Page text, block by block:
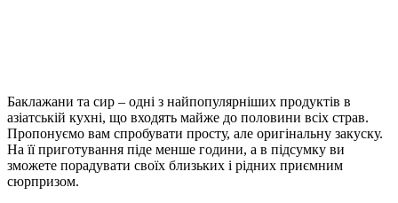
Баклажани та сир – одні з найпопулярніших продуктів в
азіатській кухні, що входять майже до половини всіх страв.
Пропонуємо вам спробувати просту, але оригінальну закуску.
На її приготування піде менше години, а в підсумку ви
зможете порадувати своїх близьких і рідних приємним
сюрпризом.